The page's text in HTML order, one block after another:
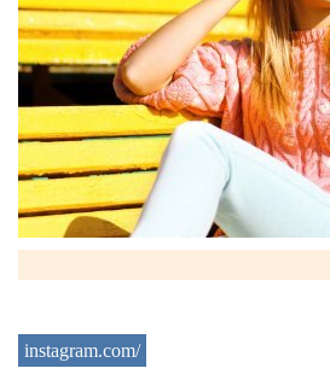
instagram.com/